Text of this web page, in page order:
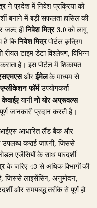
ने प्रदेश में निवेश प्रक्रिया को
बनाने में बड़ी सफलता हासिल की
जल्द हीनिवेश मित्र 3.0को लागू
है किनिवेश मित्रपोर्टल कृत्रिम
रीयल टाइम डेटा विश्लेषण, विभिन्न
है। इस पोर्टल में शिकायत
औरईमेलके माध्यम से
फॉर्मउपयोगकर्ता
केवाईएयानीनो योर अप्रूवल्स
जानकारी प्रदान करती है।
आधारित लैंड बैंक और
उपलब्ध कराई जाएगी, जिससे
एजेंसियों के साथ पारदर्शी
के जरिए 43 से अधिक विभागों की
जिससे लाइसेंसिंग, अनुमोदन,
और समयबद्ध तरीके से पूर्ण हो